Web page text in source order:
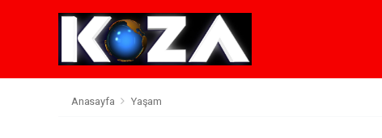
Anasayfa Yaşam